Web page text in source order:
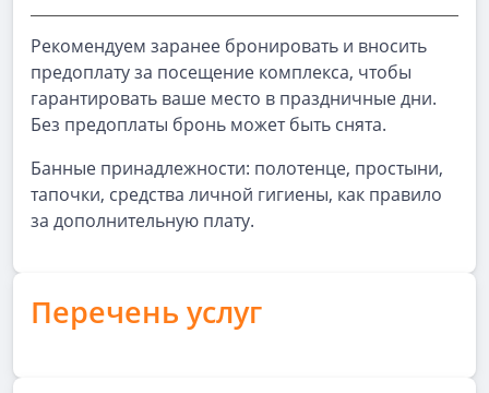
Рекомендуем заранее бронировать и вносить
предоплату за посещение комплекса, чтобы
гарантировать ваше место в праздничные дни.
Без предоплаты бронь может быть снята.
Банные принадлежности: полотенце, простыни,
тапочки, средства личной гигиены, как правило
за дополнительную плату.
Перечень услуг